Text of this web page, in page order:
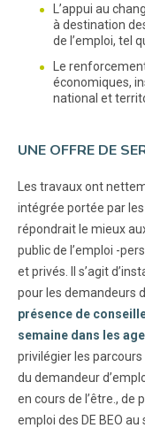
L’appui au
à destination
de l’emploi, tel
Le
économiques,
national et
UNE OFFRE DE
Les travaux ont
intégrée portée par
répondrait le mieux
public de l’emploi -
et privés. Il s’agit
pour les demandeurs
présence de
semaine dans les
privilégier les
du demandeur
en cours de l’être., de
emploi des DE BEO